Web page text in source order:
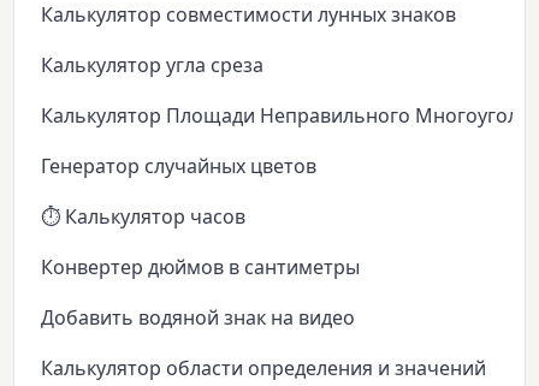
Калькулятор совместимости лунных знаков
Калькулятор угла среза
Калькулятор Площади Неправильного
Генератор случайных цветов
⏱️ Калькулятор часов
Конвертер дюймов в сантиметры
Добавить водяной знак на видео
Калькулятор области определения и значений